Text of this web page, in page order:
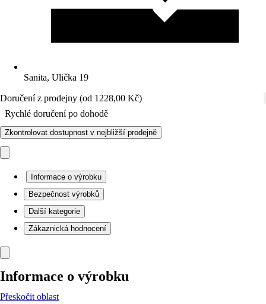
Sanita, Ulička 19
Doručení z prodejny (od 1228,00 Kč)
Rychlé doručení po dohodě
Zkontrolovat dostupnost v nejbližší prodejně
Informace o výrobku
Bezpečnost výrobků
Další kategorie
Zákaznická hodnocení
Informace o výrobku
Přeskočit oblast